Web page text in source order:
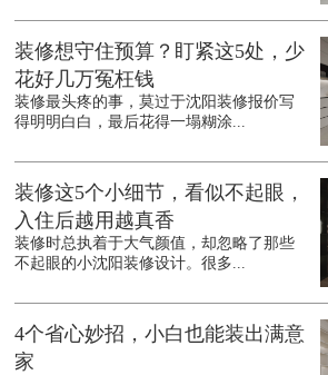
装修想守住预算？盯紧这5处，少
花好几万冤枉钱
装修最头疼的事，莫过于沈阳装修报价写
得明明白白，最后花得一塌糊涂...
装修这5个小细节，看似不起眼，
入住后越用越真香
装修时总执着于大气颜值，却忽略了那些
不起眼的小沈阳装修设计。很多...
4个省心妙招，小白也能装出满意
家